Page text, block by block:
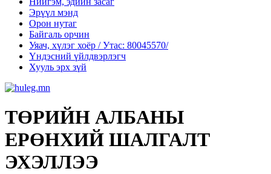
Эрүүл мэнд
Орон нутаг
Байгаль орчин
Уяач, хүлэг хоёр / Утас: 80045570/
Үндэсний үйлдвэрлэгч
Хууль эрх зүй
ТӨРИЙН АЛБАНЫ
ЕРӨНХИЙ ШАЛГАЛТ
ЭХЭЛЛЭЭ